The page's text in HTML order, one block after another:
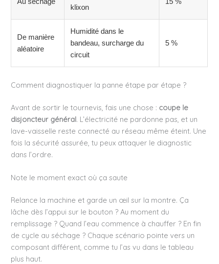
klixon
De manière
aléatoire
Humidité dans le
bandeau, surcharge du
circuit
5 %
Comment diagnostiquer la panne étape par étape ?
Avant de sortir le tournevis, fais une chose : coupe le
disjoncteur général. L’électricité ne pardonne pas, et un
lave-vaisselle reste connecté au réseau même éteint. Une
fois la sécurité assurée, tu peux attaquer le diagnostic
dans l’ordre.
Note le moment exact où ça saute
Relance la machine et garde un œil sur la montre. Ça
lâche dès l’appui sur le bouton ? Au moment du
remplissage ? Quand l’eau commence à chauffer ? En fin
de cycle au séchage ? Chaque scénario pointe vers un
composant différent, comme tu l’as vu dans le tableau
plus haut.